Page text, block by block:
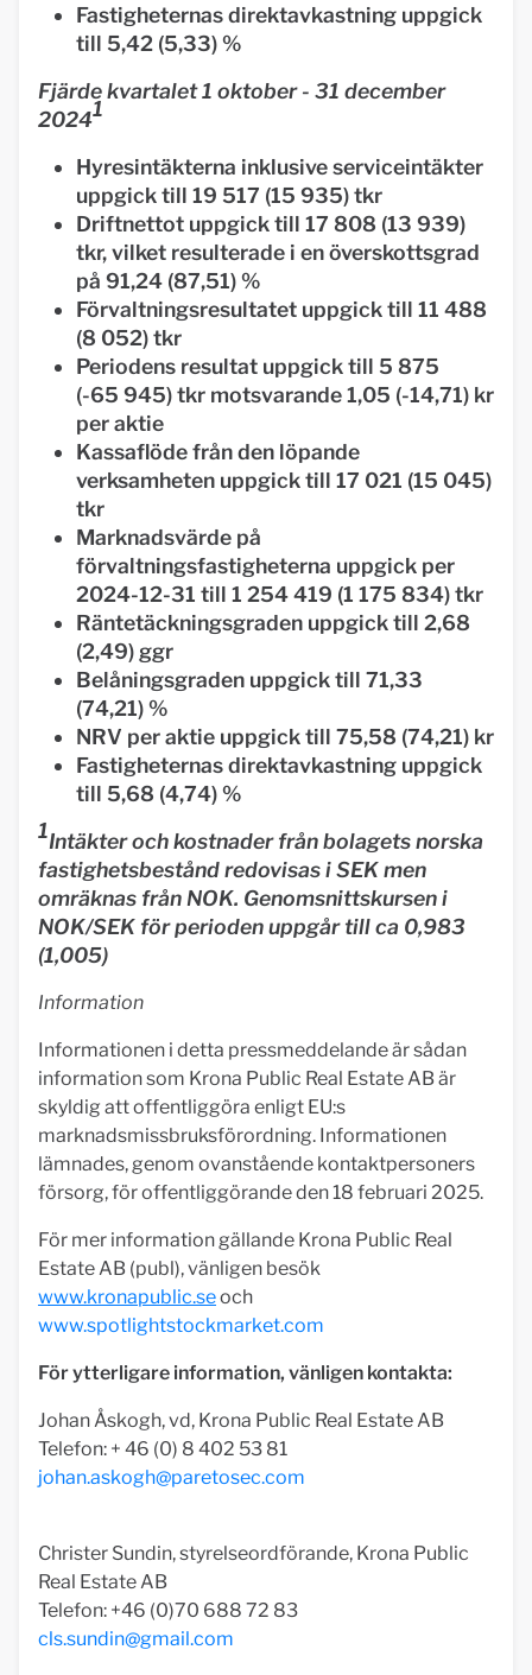
Fastigheternas direktavkastning uppgick
till 5,42 (5,33) %
Fjärde kvartalet 1 oktober - 31 december
20241
Hyresintäkterna inklusive serviceintäkter
uppgick till 19 517 (15 935) tkr
Driftnettot uppgick till 17 808 (13 939)
tkr, vilket resulterade i en överskottsgrad
på 91,24 (87,51) %
Förvaltningsresultatet uppgick till 11 488
(8 052) tkr
Periodens resultat uppgick till 5 875
(-65 945) tkr motsvarande 1,05 (-14,71) kr
per aktie
Kassaflöde från den löpande
verksamheten uppgick till 17 021 (15 045)
tkr
Marknadsvärde på
förvaltningsfastigheterna uppgick per
2024-12-31 till 1 254 419 (1 175 834) tkr
Räntetäckningsgraden uppgick till 2,68
(2,49) ggr
Belåningsgraden uppgick till 71,33
(74,21) %
NRV per aktie uppgick till 75,58 (74,21) kr
Fastigheternas direktavkastning uppgick
till 5,68 (4,74) %
1Intäkter och kostnader från bolagets norska
fastighetsbestånd redovisas i SEK men
omräknas från NOK. Genomsnittskursen i
NOK/SEK för perioden uppgår till ca 0,983
(1,005)
Information
Informationen i detta pressmeddelande är sådan
information som Krona Public Real Estate AB är
skyldig att offentliggöra enligt EU:s
marknadsmissbruksförordning. Informationen
lämnades, genom ovanstående kontaktpersoners
försorg, för offentliggörande den 18 februari 2025.
För mer information gällande Krona Public Real
Estate AB (publ), vänligen besök
www.kronapublic.seoch
www.spotlightstockmarket.com
För ytterligare information, vänligen kontakta:
Johan Åskogh, vd, Krona Public Real Estate AB
Telefon: + 46 (0) 8 402 53 81
johan.askogh@paretosec.com
Christer Sundin, styrelseordförande, Krona Public
Real Estate AB
Telefon: +46 (0)70 688 72 83
cls.sundin@gmail.com